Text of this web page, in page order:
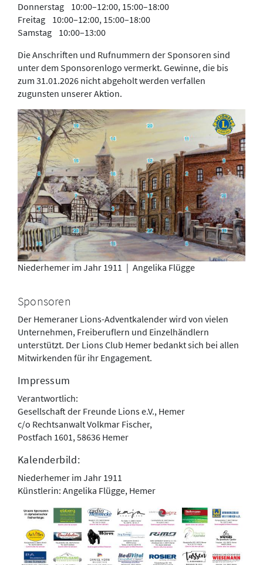
Donnerstag 10:00–12:00, 15:00–18:00
Freitag 10:00–12:00, 15:00–18:00
Samstag 10:00–13:00
Die Anschriften und Rufnummern der Sponsoren sind
unter dem Sponsorenlogo vermerkt. Gewinne, die bis
zum 31.01.2026 nicht abgeholt werden verfallen
zugunsten unserer Aktion.
Niederhemer im Jahr 1911 | Angelika Flügge
Sponsoren
Der Hemeraner Lions-Adventkalender wird von vielen
Unternehmen, Freiberuflern und Einzelhändlern
unterstützt. Der Lions Club Hemer bedankt sich bei allen
Mitwirkenden für ihr Engagement.
Impressum
Verantwortlich:
Gesellschaft der Freunde Lions e.V., Hemer
c/o Rechtsanwalt Volkmar Fischer,
Postfach 1601, 58636 Hemer
Kalenderbild:
Niederhemer im Jahr 1911
Künstlerin: Angelika Flügge, Hemer